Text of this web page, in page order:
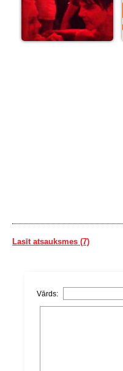
Lasīt atsauksmes (7)
Vārds: